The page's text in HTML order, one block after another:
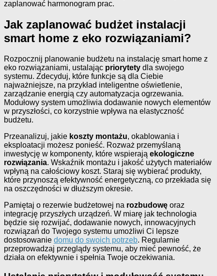
zaplanować harmonogram prac.
Jak zaplanować budżet instalacji
smart home z eko rozwiązaniami?
Rozpocznij planowanie budżetu na instalację smart home z
eko rozwiązaniami, ustalając priorytety dla swojego
systemu. Zdecyduj, które funkcje są dla Ciebie
najważniejsze, na przykład inteligentne oświetlenie,
zarządzanie energią czy automatyzacja ogrzewania.
Modułowy system umożliwia dodawanie nowych elementów
w przyszłości, co korzystnie wpływa na elastyczność
budżetu.
Przeanalizuj, jakie koszty montażu, okablowania i
eksploatacji możesz ponieść. Rozważ przemyślaną
inwestycję w komponenty, które wspierają ekologiczne
rozwiązania. Wskaźnik montażu i jakość użytych materiałów
wpłyną na całościowy koszt. Staraj się wybierać produkty,
które przynoszą efektywność energetyczną, co przekłada się
na oszczędności w dłuższym okresie.
Pamiętaj o rezerwie budżetowej na rozbudowę oraz
integrację przyszłych urządzeń. W miarę jak technologia
będzie się rozwijać, dodawanie nowych, innowacyjnych
rozwiązań do Twojego systemu umożliwi Ci lepsze
dostosowanie domu do swoich potrzeb. Regularnie
przeprowadzaj przeglądy systemu, aby mieć pewność, że
działa on efektywnie i spełnia Twoje oczekiwania.